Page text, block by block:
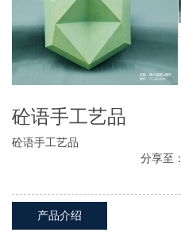
砼语手工艺品
砼语手工艺品
分享至：
产品介绍